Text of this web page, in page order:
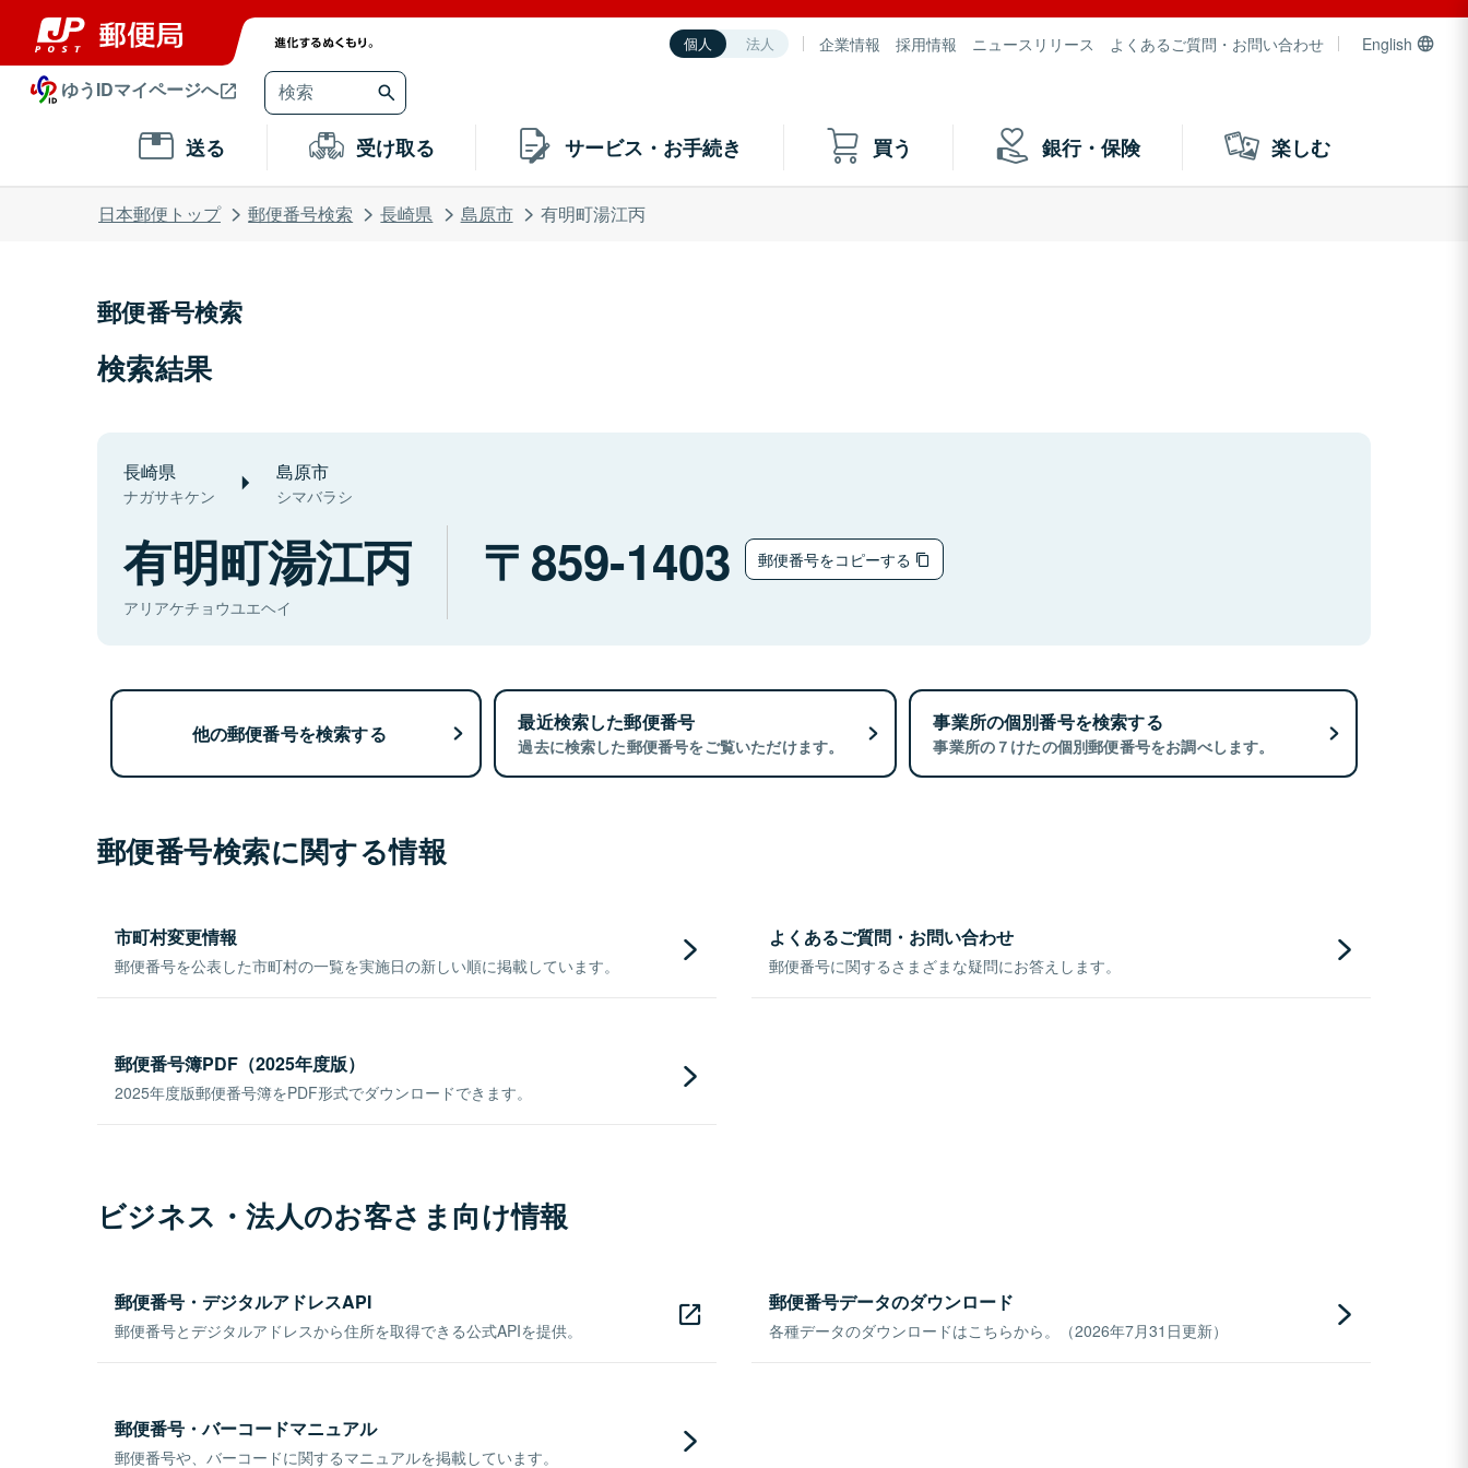
個人 法人 企業情報 採用情報 ニュースリリース よくあるご質問・お問い合わせ English
ゆうIDマイページへ
送る 受け取る サービス・お手続き 買う 銀行・保険 楽しむ
日本郵便トップ 郵便番号検索 長崎県 島原市 有明町湯江丙
郵便番号検索
検索結果
長崎県
ナガサキケン
島原市
シマバラシ
有明町湯江丙
アリアケチョウユエヘイ
859-1403 郵便番号をコピーする
他の郵便番号を検索する 最近検索した郵便番号
過去に検索した郵便番号をご覧いただけます。
事業所の個別番号を検索する
事業所の７けたの個別郵便番号をお調べします。
郵便番号検索に関する情報
市町村変更情報
郵便番号を公表した市町村の一覧を実施日の新しい順に掲載しています。
よくあるご質問・お問い合わせ
郵便番号に関するさまざまな疑問にお答えします。
郵便番号簿PDF（2025年度版）
2025年度版郵便番号簿をPDF形式でダウンロードできます。
ビジネス・法人のお客さま向け情報
郵便番号・デジタルアドレスAPI
郵便番号とデジタルアドレスから住所を取得できる公式APIを提供。
郵便番号データのダウンロード
各種データのダウンロードはこちらから。（2026年7月31日更新）
郵便番号・バーコードマニュアル
郵便番号や、バーコードに関するマニュアルを掲載しています。